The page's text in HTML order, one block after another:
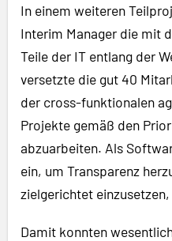
In einem weiteren
Interim Manager die mit
Teile der IT entlang der
versetzte die gut 40
der cross-funktionalen
Projekte gemäß den
abzuarbeiten. Als
ein, um Transparenz
zielgerichtet
Damit konnten